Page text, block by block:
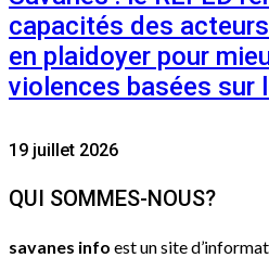
capacités des
en plaidoyer pour
violences basées sur
19 juillet 2026
QUI SOMMES-NOUS?
savanes info est un site